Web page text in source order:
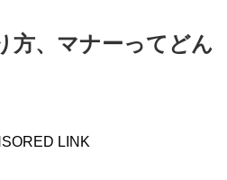
方、マナーってどん
LINK